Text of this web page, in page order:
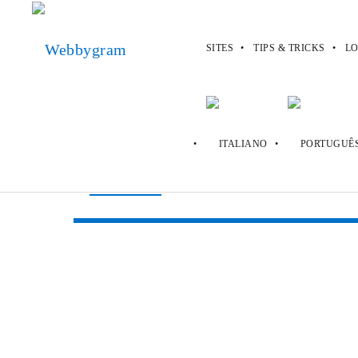
SITES TIPS & TRICKS
Snagshout